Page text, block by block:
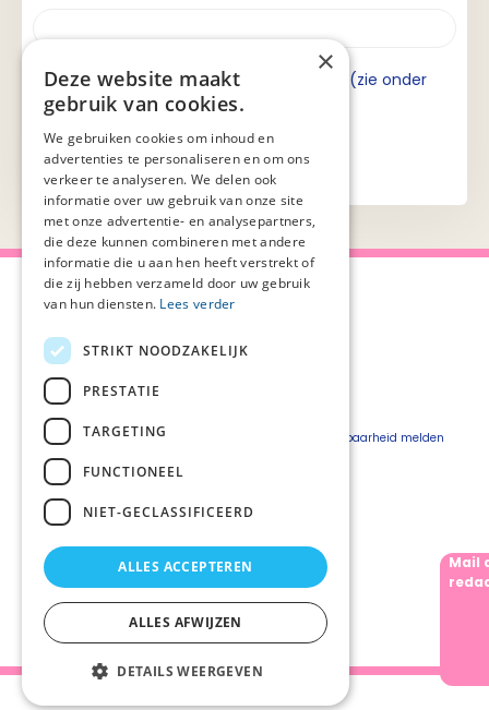
Ik ga akkoord met de privacyverklaring (zie onder
aan de pagina).
Over Palliaweb
Over PZNL
Pers
Vacatures
Webshop
Privacyverklaring
Beveiligingskwetsbaarheid melden
Mail
×
Deze website maakt
gebruik van cookies.
We gebruiken cookies om inhoud en
advertenties te personaliseren en om ons
verkeer te analyseren. We delen ook
informatie over uw gebruik van onze site
met onze advertentie- en analysepartners,
die deze kunnen combineren met andere
informatie die u aan hen heeft verstrekt of
die zij hebben verzameld door uw gebruik
van hun diensten. Lees verder
STRIKT NOODZAKELIJK
PRESTATIE
TARGETING
FUNCTIONEEL
NIET-GECLASSIFICEERD
ALLES ACCEPTEREN
ALLES AFWIJZEN
DETAILS WEERGEVEN